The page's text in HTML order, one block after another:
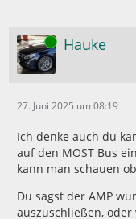
Online Hauke
27. Juni 2025 um 08:19
Ich denke auch du
auf den MOST Bus
kann man schauen
Du sagst der AMP
auszuschließen, oder